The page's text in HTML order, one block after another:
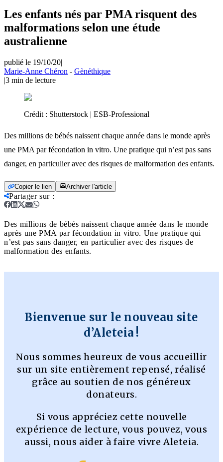
Les enfants nés par PMA risquent des
malformations selon une étude
australienne
publié le 19/10/20|
Marie-Anne Chéron - Gènéthique
|3 min de lecture
Crédit : Shutterstock | ESB-Professional
Des millions de bébés naissent chaque année dans le monde après
une PMA par fécondation in vitro. Une pratique qui n’est pas sans
danger, en particulier avec des risques de malformation des enfants.
Copier le lien Archiver l'article
Partager sur:
Des millions de bébés naissent chaque année dans le monde
après une PMA par fécondation in vitro. Une pratique qui
n’est pas sans danger, en particulier avec des risques de
malformation des enfants.
Bienvenue sur le nouveau site
d’Aleteia !
Nous sommes heureux de vous accueillir
sur un site entièrement repensé, réalisé
grâce au soutien de nos généreux
donateurs.
Si vous appréciez cette nouvelle
expérience de lecture, vous pouvez, vous
aussi, nous aider à faire vivre Aleteia.